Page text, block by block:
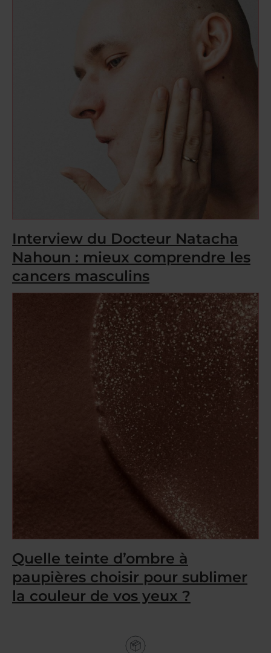
Interview du Docteur Natacha
Nahoun : mieux comprendre les
cancers masculins
Quelle teinte d’ombre à
paupières choisir pour sublimer
la couleur de vos yeux ?